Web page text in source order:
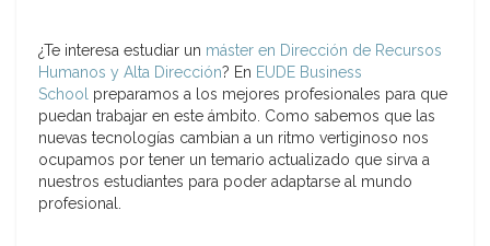
¿Te interesa estudiar un máster en Dirección de Recursos
Humanos y Alta Dirección? En EUDE Business
School
preparamos a los mejores profesionales para que
puedan trabajar en este ámbito. Como sabemos que las
nuevas tecnologías cambian a un ritmo vertiginoso nos
ocupamos por tener un temario actualizado que sirva a
nuestros estudiantes para poder adaptarse al mundo
profesional.